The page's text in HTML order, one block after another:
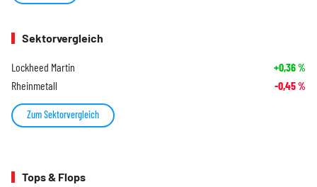
Sektorvergleich
Lockheed Martin +0,36%
Rheinmetall -0,45%
Zum Sektorvergleich
Tops & Flops